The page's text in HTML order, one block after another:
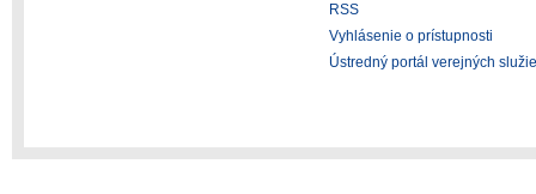
RSS
Vyhlásenie o prístupnosti
Ústredný portál verejných